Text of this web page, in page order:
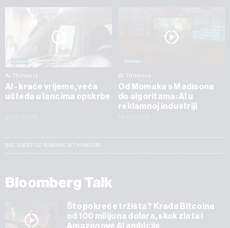
AI Thinkers
AI - kraće vrijeme, veća
ušteda u lancima opskrbe
AI Thinkers
Od Momaka s Madisona
do algoritama: AI u
reklamnoj industriji
SVE VIJESTI IZ RUBRIKE AI THINKERS
Bloomberg Talk
Što pokreće tržišta? Krađa Bitcoina
od 100 milijuna dolara, skok zlata i
Amazonove AI ambicije